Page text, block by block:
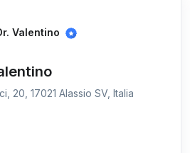
Valentino
20, 17021 Alassio SV, Italia